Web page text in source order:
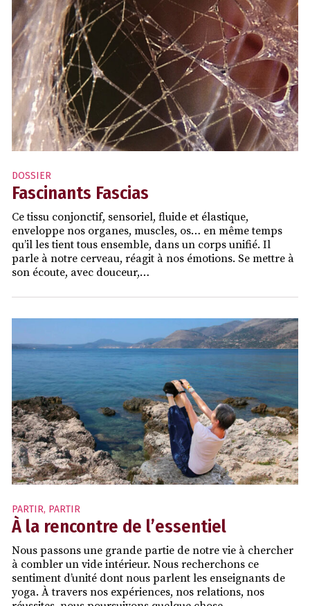
DOSSIER
Fascinants Fascias
Ce tissu conjonctif, sensoriel, fluide et élastique,
enveloppe nos organes, muscles, os… en même temps
qu’il les tient tous ensemble, dans un corps unifié. Il
parle à notre cerveau, réagit à nos émotions. Se mettre à
son écoute, avec douceur,…
PARTIR, PARTIR
À la rencontre de l’essentiel
Nous passons une grande partie de notre vie à chercher
à combler un vide intérieur. Nous recherchons ce
sentiment d’unité dont nous parlent les enseignants de
yoga. À travers nos expériences, nos relations, nos